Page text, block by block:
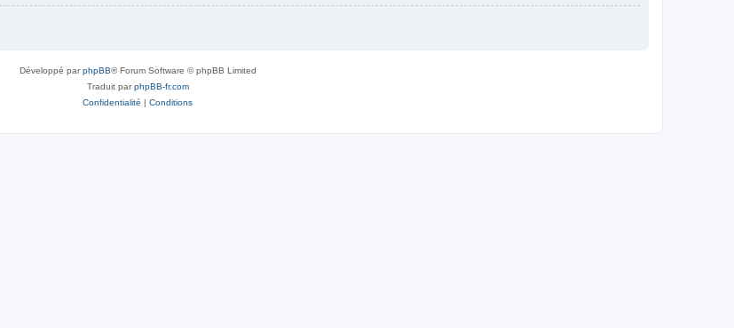
Développé parphpBB® Forum Software © phpBB Limited
Traduit parphpBB-fr.com
Confidentialité | Conditions